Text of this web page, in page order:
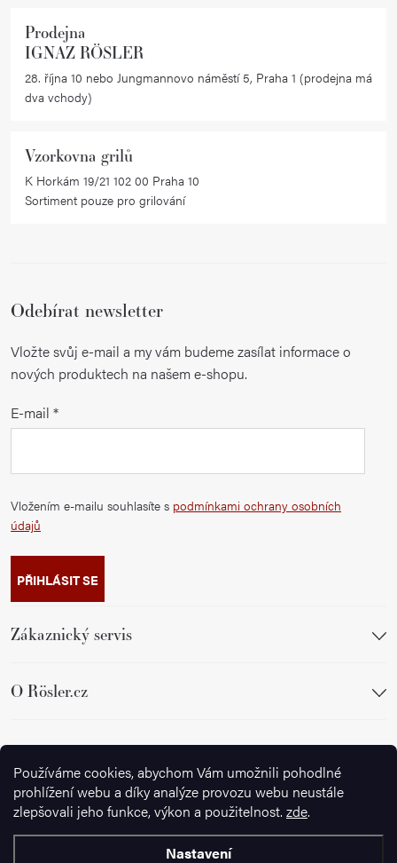
Používáme cookies, abychom Vám umožnili pohodlné
prohlížení webu a díky analýze provozu webu neustále
zlepšovali jeho funkce, výkon a použitelnost. zde.
Nastavení
Prodejna
IGNAZ RÖSLER
28. října 10 nebo Jungmannovo náměstí 5, Praha 1 (prodejna má
dva vchody)
Vzorkovna grilů
K Horkám 19/21 102 00 Praha 10
Sortiment pouze pro grilování
Odebírat newsletter
Vložte svůj e-mail a my vám budeme zasílat informace o
nových produktech na našem e-shopu.
E-mail
Vložením e-mailu souhlasíte s podmínkami ochrany osobních
údajů
PŘIHLÁSIT SE
Zákaznický servis
O Rösler.cz
Sledujte nás